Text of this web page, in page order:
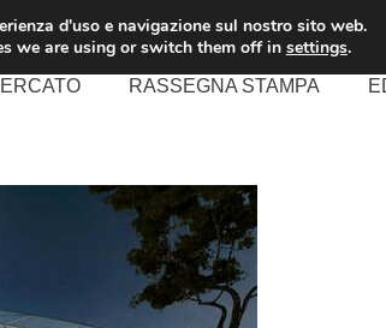
RASSEGNA STAMPA
d'uso e navigazione sul nostro sito web.
we are using or switch them off in settings.